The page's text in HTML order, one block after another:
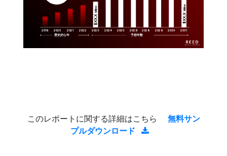
2019 2020 2021 2022 2023 2024 2025 2026 2028 2029 2030 2031
$XX.X
Million
$XX.X
Million
歴史的な年 予想年数
このレポートに関する詳細はこちら
無料サン
プルダウンロード